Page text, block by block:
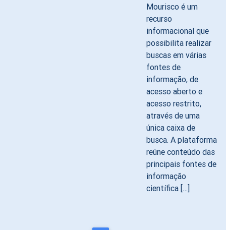
Mourisco é um
recurso
informacional que
possibilita realizar
buscas em várias
fontes de
informação, de
acesso aberto e
acesso restrito,
através de uma
única caixa de
busca. A plataforma
reúne conteúdo das
principais fontes de
informação
científica […]